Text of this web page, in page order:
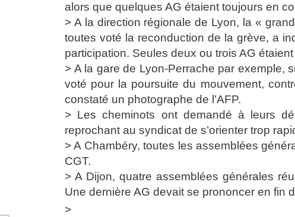
alors que quelques AG étaient toujours en
> A la direction régionale de Lyon, la «
toutes voté la reconduction de la grève, a
participation. Seules deux ou trois AG
> A la gare de Lyon-Perrache par exemple,
voté pour la poursuite du mouvement,
constaté un photographe de l’AFP.
> Les cheminots ont demandé à leurs
reprochant au syndicat de s’orienter trop
> A Chambéry, toutes les assemblées
CGT.
> A Dijon, quatre assemblées générales
Une dernière AG devait se prononcer en fin
>